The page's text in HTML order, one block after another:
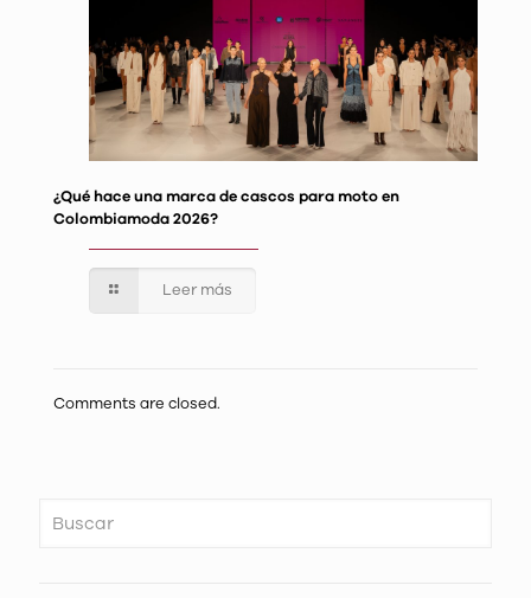
¿Qué hace una marca de cascos para moto en
Colombiamoda 2026?
Leer más
Comments are closed.